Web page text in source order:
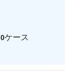
0ケース